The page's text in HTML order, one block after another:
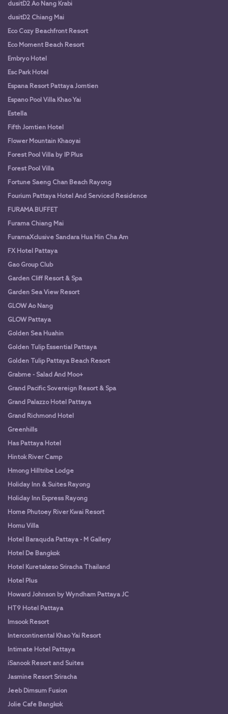
dusitD2 Ao Nang Krabi
dusitD2 Chiang Mai
Eco Cozy Beachfront Resort
Eco Moment Beach Resort
Embryo Hotel
Esc Park Hotel
Espana Resort Pattaya Jomtien
Espano Pool Villa Khao Yai
Estella
Fifth Jomtien Hotel
Flower Mountain Khaoyai
Forest Pool Villa by IP Plus
Forest Pool Villa
Fortune Saeng Chan Beach Rayong
Fourium Pattaya Hotel And Serviced Residence
FURAMA BUFFET
Furama Chiang Mai
FuramaXclusive Sandara Hua Hin Cha Am
FX Hotel Pattaya
Gao Group Club
Garden Cliff Resort & Spa
Garden Sea View Resort
GLOW Ao Nang
GLOW Pattaya
Golden Sea Huahin
Golden Tulip Essential Pattaya
Golden Tulip Pattaya Beach Resort
Grabme - Salad And Moo+
Grand Pacific Sovereign Resort & Spa
Grand Palazzo Hotel Pattaya
Grand Richmond Hotel
Greenhills
Has Pattaya Hotel
Hintok River Camp
Hmong Hilltribe Lodge
Holiday Inn & Suites Rayong
Holiday Inn Express Rayong
Home Phutoey River Kwai Resort
Homu Villa
Hotel Baraquda Pattaya - M Gallery
Hotel De Bangkok
Hotel Kuretakeso Sriracha Thailand
Hotel Plus
Howard Johnson by Wyndham Pattaya JC
HT9 Hotel Pattaya
Imsook Resort
Intercontinental Khao Yai Resort
Intimate Hotel Pattaya
iSanook Resort and Suites
Jasmine Resort Sriracha
Jeeb Dimsum Fusion
Jolie Cafe Bangkok